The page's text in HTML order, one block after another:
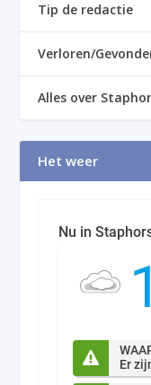
Tip de redactie
Verloren/
Alles over
Het weer